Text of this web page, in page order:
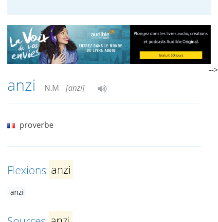
anzi N.M [anzi]
proverbe
Flexions anzi
anzi
-->